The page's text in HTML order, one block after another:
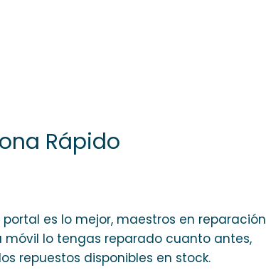
Rápido
portal es lo mejor, maestros en reparación
lo tengas reparado cuanto antes,
repuestos disponibles en stock.